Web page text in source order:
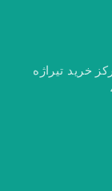
خرید تیراژه